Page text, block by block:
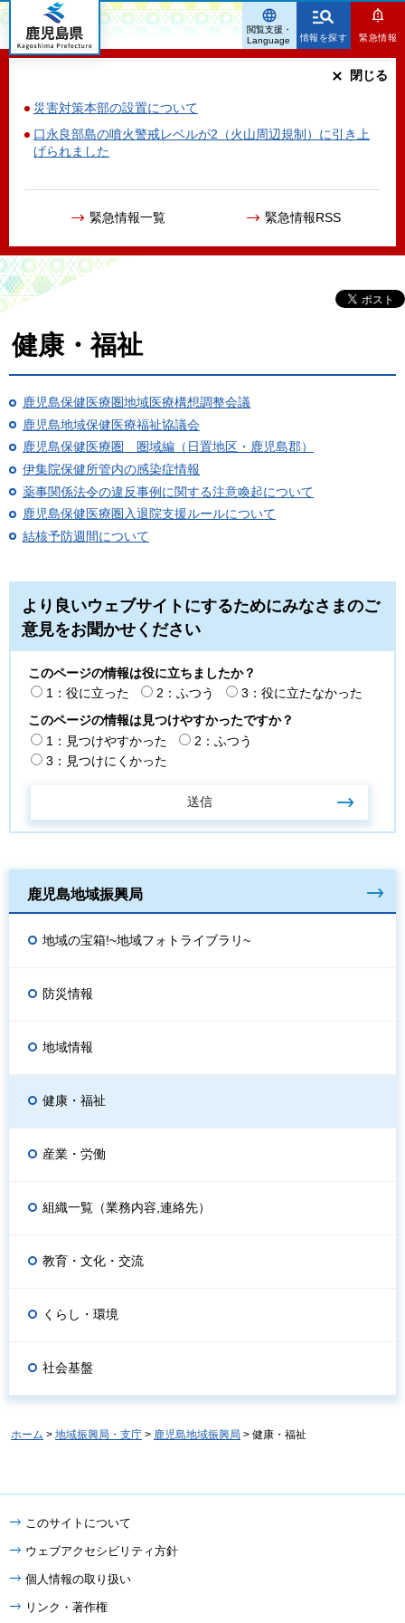
鹿児島県
情報を探す 緊急情報
災害対策本部の設置について
口永良部島の噴火警戒レベルが2（火山周辺規制）に引き上
げられました
緊急情報一覧 緊急情報RSS
閉じる
閲覧支援・
Language
健康・福祉
鹿児島保健医療圏地域医療構想調整会議
鹿児島地域保健医療福祉協議会
鹿児島保健医療圏 圏域編（日置地区・鹿児島郡）
伊集院保健所管内の感染症情報
薬事関係法令の違反事例に関する注意喚起について
鹿児島保健医療圏入退院支援ルールについて
結核予防週間について
より良いウェブサイトにするためにみなさまのご
意見をお聞かせください
このページの情報は役に立ちましたか？
1：役に立った
2：ふつう
3：役に立たなかった
このページの情報は見つけやすかったですか？
1：見つけやすかった
2：ふつう
3：見つけにくかった
鹿児島地域振興局
地域の宝箱!~地域フォトライブラリ~
防災情報
地域情報
健康・福祉
産業・労働
組織一覧（業務内容,連絡先）
教育・文化・交流
くらし・環境
社会基盤
ホーム > 地域振興局・支庁 > 鹿児島地域振興局 > 健康・福祉
このサイトについて
ウェブアクセシビリティ方針
個人情報の取り扱い
リンク・著作権